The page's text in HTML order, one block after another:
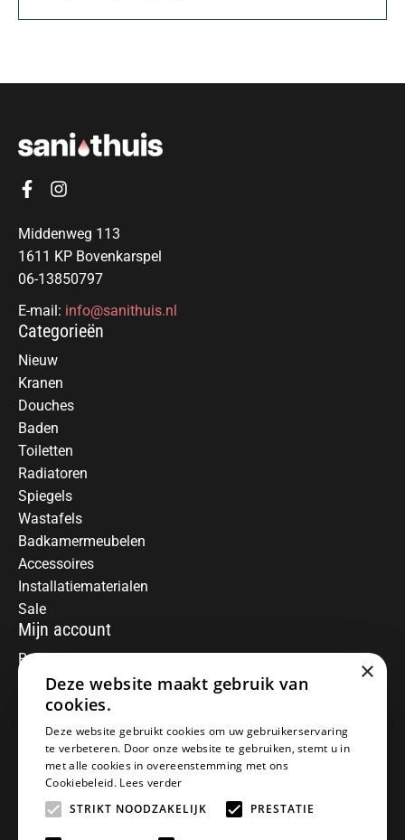
Middenweg 113
1611 KP Bovenkarspel
06-13850797
E-mail: info@sanithuis.nl
Categorieën
Nieuw
Kranen
Douches
Baden
Toiletten
Radiatoren
Spiegels
Wastafels
Badkamermeubelen
Accessoires
Installatiematerialen
Sale
Mijn account
Registreren
Mijn bestellingen
Informatie
Over ons
Algemene voorwaarden
Disclaimer
Privacy Policy
Betaalmethoden
×
Deze website maakt gebruik van
cookies.
Deze website gebruikt cookies om uw gebruikerservaring
te verbeteren. Door onze website te gebruiken, stemt u in
met alle cookies in overeenstemming met ons
Cookiebeleid. Lees verder
STRIKT NOODZAKELIJK
PRESTATIE